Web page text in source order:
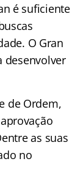
é suficiente
O Gran
desenvolver
de Ordem,
as suas
no